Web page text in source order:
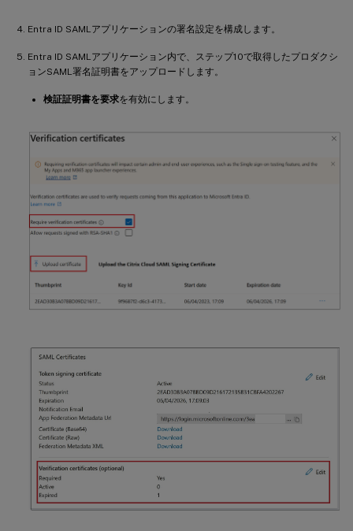
Entra ID SAMLアプリケーションの署名設定を構成します。
Entra ID SAMLアプリケーション内で、ステップ10で取得したプロダクシ
ョンSAML署名証明書をアップロードします。
検証証明書を要求を有効にします。